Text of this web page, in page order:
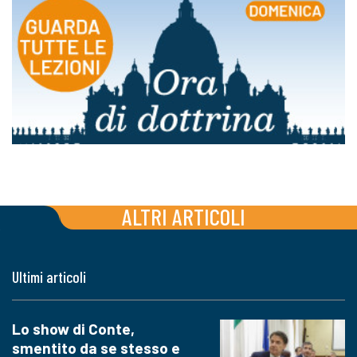
ALTRI ARTICOLI
Ultimi articoli
Lo show di Conte,
smentito da se stesso e